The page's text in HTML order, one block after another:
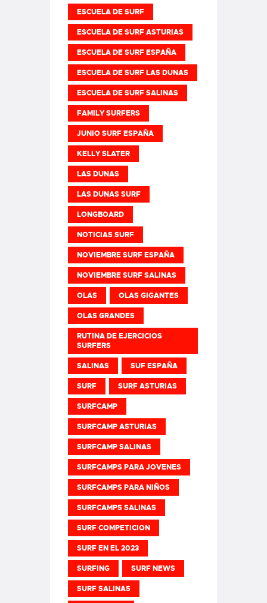
ESCUELA DE SURF
ESCUELA DE SURF ASTURIAS
ESCUELA DE SURF ESPAÑA
ESCUELA DE SURF LAS DUNAS
ESCUELA DE SURF SALINAS
FAMILY SURFERS
JUNIO SURF ESPAÑA
KELLY SLATER
LAS DUNAS
LAS DUNAS SURF
LONGBOARD
NOTICIAS SURF
NOVIEMBRE SURF ESPAÑA
NOVIEMBRE SURF SALINAS
OLAS OLAS GIGANTES
OLAS GRANDES
RUTINA DE EJERCICIOS
SURFERS
SALINAS SUF ESPAÑA
SURF SURF ASTURIAS
SURFCAMP
SURFCAMP ASTURIAS
SURFCAMP SALINAS
SURFCAMPS PARA JOVENES
SURFCAMPS PARA NIÑOS
SURFCAMPS SALINAS
SURF COMPETICION
SURF EN EL 2023
SURFING SURF NEWS
SURF SALINAS